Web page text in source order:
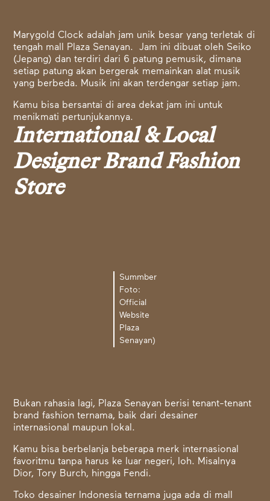
Marygold Clock adalah jam unik besar yang terletak di
tengah mall Plaza Senayan. Jam ini dibuat oleh Seiko
(Jepang) dan terdiri dari 6 patung pemusik, dimana
setiap patung akan bergerak memainkan alat musik
yang berbeda. Musik ini akan terdengar setiap jam.
Kamu bisa bersantai di area dekat jam ini untuk
menikmati pertunjukannya.
International & Local
Designer Brand Fashion
Store
Summber
Foto:
Official
Website
Plaza
Senayan)
Bukan rahasia lagi, Plaza Senayan berisi tenant-tenant
brand fashion ternama, baik dari desainer
internasional maupun lokal.
Kamu bisa berbelanja beberapa merk internasional
favoritmu tanpa harus ke luar negeri, loh. Misalnya
Dior, Tory Burch, hingga Fendi.
Toko desainer Indonesia ternama juga ada di mall